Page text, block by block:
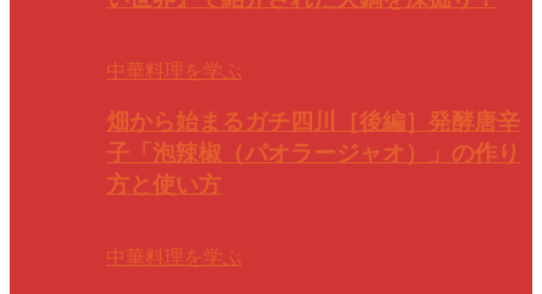
中華料理を学ぶ
畑から始まるガチ四川［後編］発酵唐辛
子「泡辣椒（パオラージャオ）」の作り
方と使い方
中華料理を学ぶ